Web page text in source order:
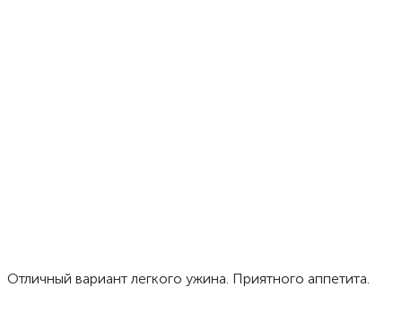
Отличный вариант легкого ужина. Приятного аппетита.